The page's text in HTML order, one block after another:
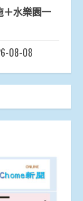
＋水樂園一
08-08